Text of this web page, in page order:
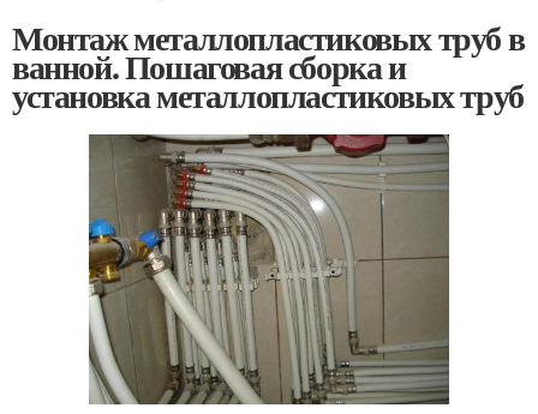
Монтаж металлопластиковых труб в
ванной. Пошаговая сборка и
установка металлопластиковых труб